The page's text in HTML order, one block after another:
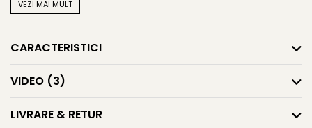
perle tip buton, ușor mai mari (7,5–8 mm), pe montură
Placarea cu platină protejează metalul în timp, menținând
asemănătoare aurului alb. Acest
set cu perle naturale și
un stil clasic, dar cu detalii gândite pentru longevitate.
VEZI MAI MULT
CARACTERISTICI
VIDEO (3)
LIVRARE & RETUR